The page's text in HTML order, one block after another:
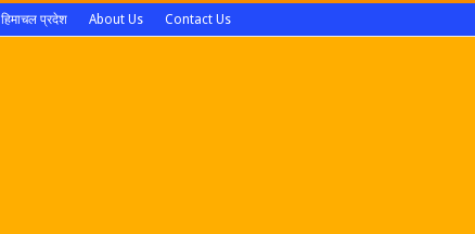
हिमाचल प्रदेश About Us Contact Us